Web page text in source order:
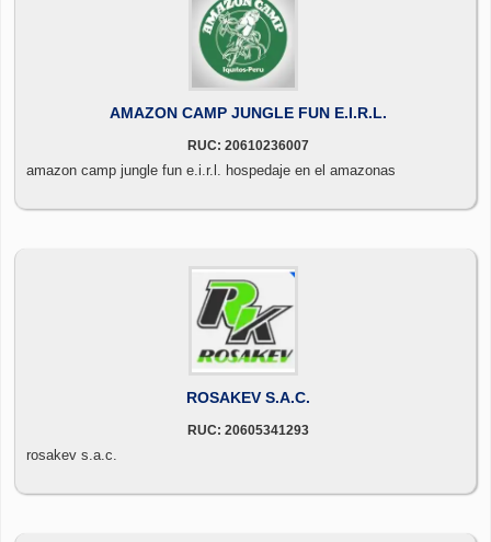
AMAZON CAMP JUNGLE FUN E.I.R.L.
RUC: 20610236007
amazon camp jungle fun e.i.r.l. hospedaje en el amazonas
ROSAKEV S.A.C.
RUC: 20605341293
rosakev s.a.c.